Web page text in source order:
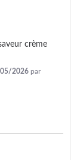
crème
2026 par